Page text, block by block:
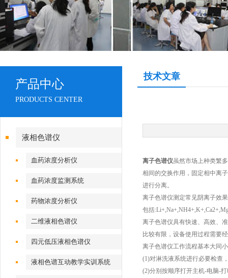
技术文章
离子色谱仪虽然市场上种类繁
相间的交换作用，固定相中离
进行分离。
离子色谱仪测定常见阴离子效
包括
离子色谱仪具有快速、高效、
比较有限，设备使用过程需要
离子色谱仪工作流程基本大同
(1)对淋洗液系统进行必要检查
(2)分别按顺序打开主机-电脑-
产品中心
PRODUCTS CENTER
液相色谱仪
血药浓度分析仪
血药浓度监测系统
药物浓度分析仪
二维液相色谱仪
四元低压液相色谱仪
液相色谱互动教学实训系统